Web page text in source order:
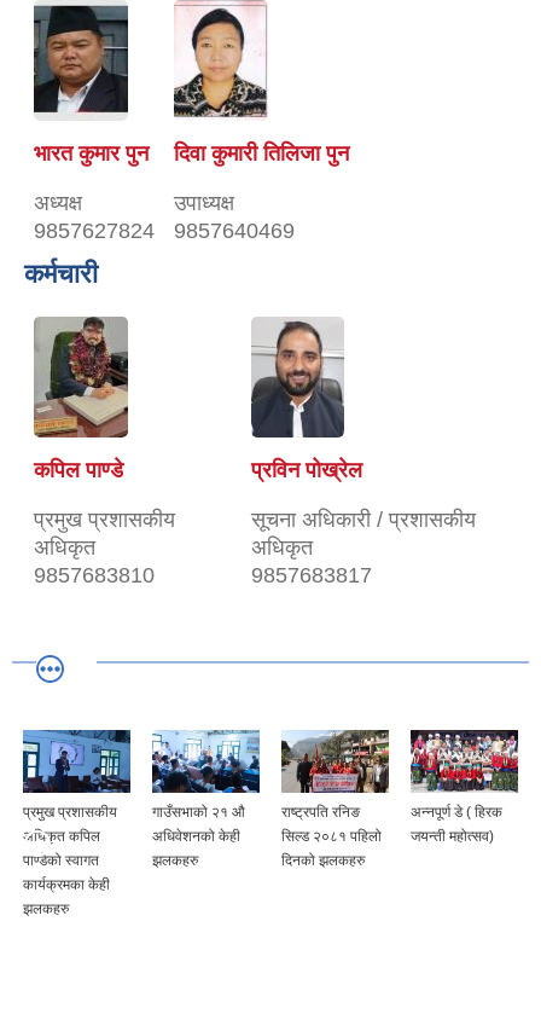
भारत कुमार पुन
अध्यक्ष
9857627824
दिवा कुमारी तिलिजा पुन
उपाध्यक्ष
9857640469
कर्मचारी
कपिल पाण्डे
प्रमुख प्रशासकीय
अधिकृत
9857683810
प्रविन पोख्रेल
सूचना अधिकारी / प्रशासकीय
अधिकृत
9857683817
प्रमुख प्रशासकीय
अधिकृत कपिल
पाण्डेको स्वागत
कार्यक्रमका केही
झलकहरु
गाउँसभाको २१ औ
अधिवेशनको केही
झलकहरु
राष्ट्रपति रनिङ
सिल्ड २०८१ पहिलो
दिनको झलकहरु
अन्नपूर्ण डे ( हिरक
जयन्ती महोत्सव)